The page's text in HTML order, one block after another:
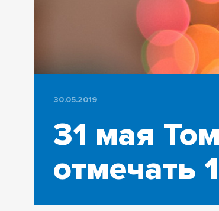
30.05.2019
31 мая
отмечать